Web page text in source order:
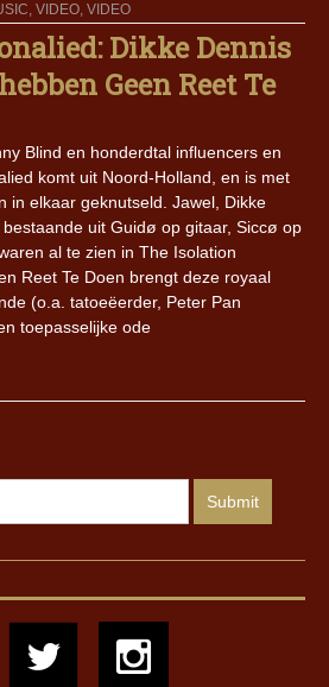
, VIDEO, VIDEO
Dikke Dennis
Geen Reet Te
Blind en honderdtal influencers en
komt uit Noord-Holland, en is met
in elkaar geknutseld. Jawel, Dikke
uit Guidø op gitaar, Siccø op
al te zien in The Isolation
Reet Te Doen brengt deze royaal
(o.a. tatoeëerder, Peter Pan
toepasselijke ode